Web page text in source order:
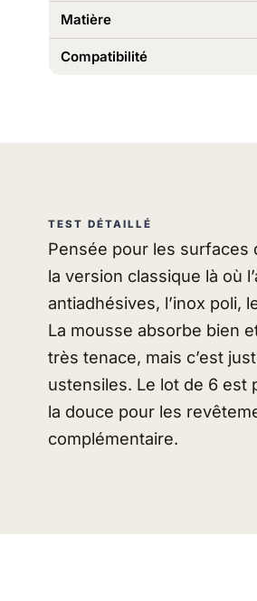
Matière
Compatibilité
TEST DÉTAILLÉ
Pensée pour les surfaces
la version classique là où
antiadhésives, l’inox poli,
La mousse absorbe bien
très tenace, mais c’est
ustensiles. Le lot de 6 est
la douce pour les
complémentaire.